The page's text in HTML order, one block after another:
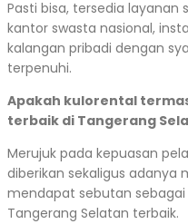
Pasti bisa, tersedia layanan
kantor swasta nasional,
kalangan pribadi dengan
terpenuhi.
Apakah kulorental
terbaik di Tangerang
Merujuk pada kepuasan
diberikan sekaligus adanya
mendapat sebutan
Tangerang Selatan terbaik.